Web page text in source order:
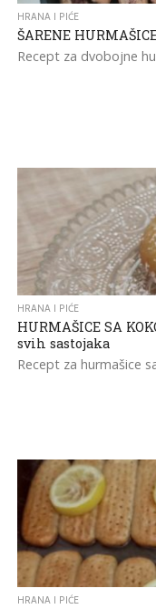
HRANA I PIĆE
ŠARENE
Recept za dvobojne
HRANA I PIĆE
HURMAŠICE SA
svih sastojaka
Recept za hurmašice
HRANA I PIĆE